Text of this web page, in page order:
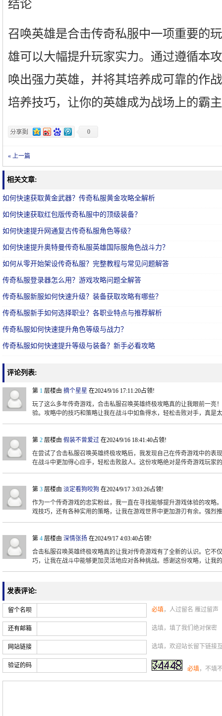
结论
召唤英雄是合击传奇私服中一项重要的
雄可以大幅提升玩家实力。通过遵循本
唤出强力英雄，并将其培养成可靠的作
培养技巧，让你的英雄成为战场上的霸
0
« 上一篇
相关文章:
如何快速获取黄金武器？传奇私服黄金攻略全解析
如何快速获取红包版传奇私服中的顶级装备？
如何快速提升网通复古传奇私服角色等级？
如何快速提升奥特曼传奇私服英雄国际服角色战斗力？
如何从零开始架设传奇私服？完整教程与常见问题解答
传奇私服登录器怎么用？游戏攻略问题全解答
传奇私服新服如何快速升级？装备获取攻略有哪些？
传奇私服新手如何选择职业？各职业特点与推荐解析
传奇私服如何快速提升角色等级与战力？
传奇私服如何快速提升等级与装备？新手必看攻略
评论列表:
第 1 层楼由 摘个星星 在2024/9/16 17:11:20占领!
玩了这么多年传奇游戏，合击私服召唤英雄终极攻略真的让我眼前一亮
验。攻略中的技巧和策略让我在战斗中如鱼得水，轻松击败对手，真是
第 2 层楼由 假装不曾爱过 在2024/9/16 18:41:40占领!
在尝试了合击私服召唤英雄终极攻略后，我发现自己在传奇游戏中的表
在战斗中更加得心应手，轻松击败敌人。这份攻略绝对是传奇游戏玩家
第 3 层楼由 淡定看狗咬狗 在2024/9/17 3:03:26占领!
作为一个传奇游戏的忠实粉丝，我一直在寻找能够提升游戏体验的攻略
戏技巧，还有各种实用的策略，让我在游戏世界中更加游刃有余。强烈
第 4 层楼由 深情张扬 在2024/9/17 4:03:40占领!
合击私服召唤英雄终极攻略真的让我对传奇游戏有了全新的认识。它不
巧，让我在战斗中能够更加灵活地应对各种挑战。感谢这份攻略，让我
发表评论:
留个名呗 必填，人过留名 雁过留声
还有邮箱 选填，填了我们绝对保密
网站链接 选填，欢迎站长留下链接
验证的码 必填，不填